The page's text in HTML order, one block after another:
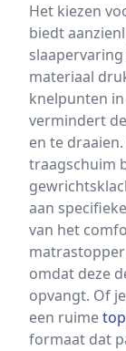
Het kiezen
biedt
materiaal
knelpunten
vermindert
en te
traagschuim
aan
van het
omdat deze
opvangt. Of
een ruime
formaat dat